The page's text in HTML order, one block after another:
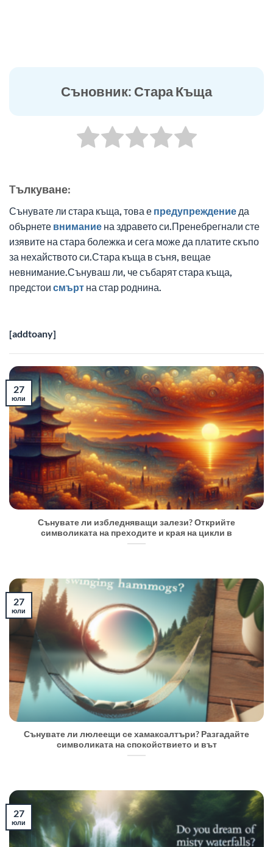
Съновник: Стара Къща
Tълкуване:
Сънувате ли стара къща, това е предупреждение да
обърнете внимание на здравето си.Пренебрегнали сте
изявите на стара болежка и сега може да платите скъпо
за нехайството си.Стара къща в съня, вещае
невнимание.Сънуваш ли, че събарят стара къща,
предстои смърт на стар роднина.
[addtoany]
Сънувате ли избледняващи залези? Открийте
символиката на преходите и края на цикли в
27
юли
Сънувате ли люлеещи се хамаксалтъри? Разгадайте
символиката на спокойствието и вът
27
юли
27
юли